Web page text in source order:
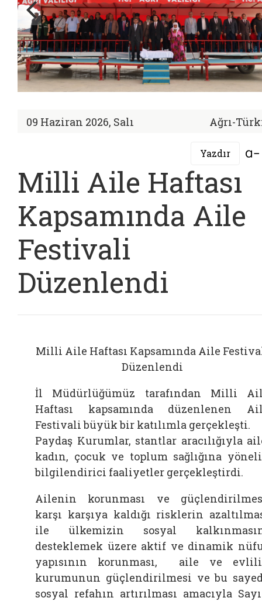
09 Haziran 2026, Salı Ağrı-
Yazdır
Milli Aile Haftası
Kapsamında Aile
Festivali
Düzenlendi
Milli Aile Haftası Kapsamında Aile
Düzenlendi
İl Müdürlüğümüz tarafından Milli
Haftası kapsamında düzenlenen
Festivali büyük bir katılımla gerçekleşti.
Paydaş Kurumlar, stantlar aracılığıyla
kadın, çocuk ve toplum sağlığına
bilgilendirici faaliyetler gerçekleştirdi.
Ailenin korunması ve
karşı karşıya kaldığı risklerin
ile ülkemizin sosyal
desteklemek üzere aktif ve dinamik
yapısının korunması, aile ve
kurumunun güçlendirilmesi ve bu
sosyal refahın artırılması amacıyla